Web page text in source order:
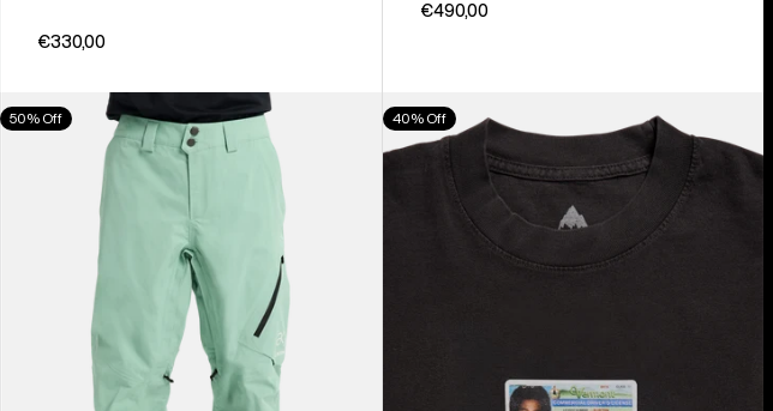
€330,00
€490,00
Burton
[ak]®
50% Off
Burton
Z
40% Off